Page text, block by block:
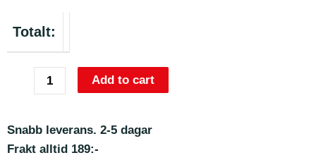
Totalt:
Add to cart
Snabb leverans. 2-5 dagar
Frakt alltid 189:-